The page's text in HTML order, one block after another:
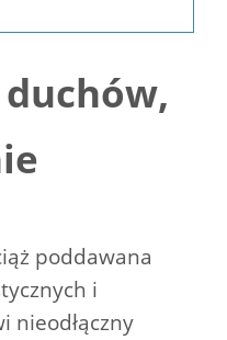
poddawana
i
nieodłączny